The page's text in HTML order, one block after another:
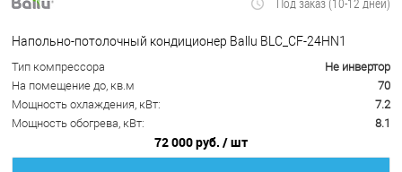
Напольно-потолочный кондиционер Ballu BLC_CF-24HN1
Тип компрессора
Не инвертор
На помещение до, кв.м
70
Мощность охлаждения, кВт:
7.2
Мощность обогрева, кВт:
8.1
72 000 руб. / шт